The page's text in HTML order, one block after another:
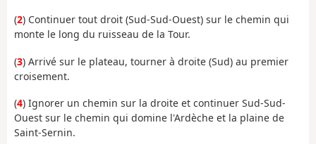
(2) Continuer tout droit (Sud-Sud-Ouest) sur le chemin qui
monte le long du ruisseau de la Tour.
(3) Arrivé sur le plateau, tourner à droite (Sud) au premier
croisement.
(4) Ignorer un chemin sur la droite et continuer Sud-Sud-
Ouest sur le chemin qui domine l'Ardèche et la plaine de
Saint-Sernin.